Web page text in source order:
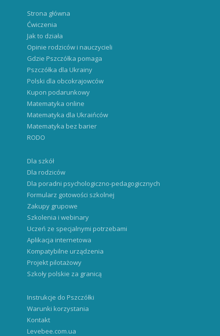
Strona główna
Ćwiczenia
Jak to działa
Opinie rodziców i nauczycieli
Gdzie Pszczółka pomaga
Pszczółka dla Ukrainy
Polski dla obcokrajowców
Kupon podarunkowy
Matematyka online
Matematyka dla Ukraińców
Matematyka bez barier
RODO
Dla szkół
Dla rodziców
Dla poradni psychologiczno-pedagogicznych
Formularz gotowości szkolnej
Zakupy grupowe
Szkolenia i webinary
Uczeń ze specjalnymi potrzebami
Aplikacja internetowa
Kompatybilne urządzenia
Projekt pilotażowy
Szkoły polskie za granicą
Instrukcje do Pszczółki
Warunki korzystania
Kontakt
Levebee.com.ua